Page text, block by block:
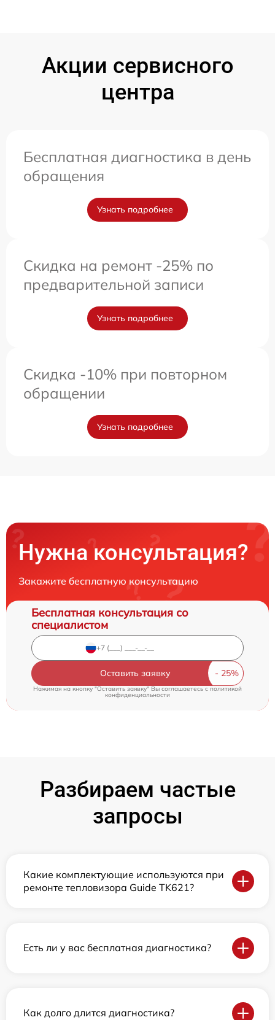
Акции сервисного
центра
Бесплатная диагностика в день
обращения
Узнать подробнее
Скидка на ремонт -25% по
предварительной записи
Узнать подробнее
Скидка -10% при повторном
обращении
Узнать подробнее
Нужна консультация?
Закажите бесплатную консультацию
Бесплатная консультация со
специалистом
Оставить заявку
Нажимая на кнопку "Оставить заявку" Вы соглашаетесь cполитикой
конфиденциальности
Разбираем частые
запросы
Какие комплектующие используются при
ремонте тепловизора Guide TK621?
Есть ли у вас бесплатная диагностика?
Как долго длится диагностика?